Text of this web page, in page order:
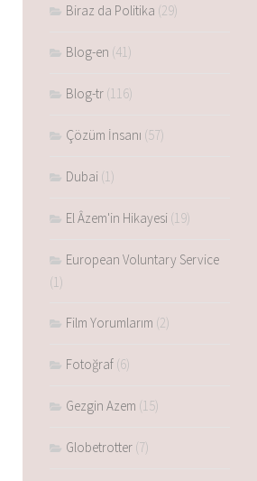
Biraz da Politika (29)
Blog-en (41)
Blog-tr (116)
Çözüm İnsanı (57)
Dubai (1)
El Âzem'in Hikayesi (19)
European Voluntary Service
(1)
Film Yorumlarım (2)
Fotoğraf (6)
Gezgin Azem (15)
Globetrotter (7)